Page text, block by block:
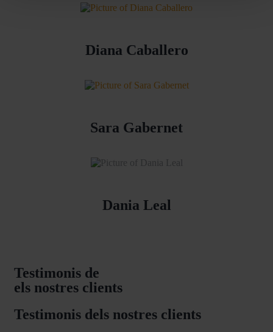
Diana Caballero
Sara Gabernet
Dania Leal
Testimonis de
els nostres clients
Testimonis dels nostres clients